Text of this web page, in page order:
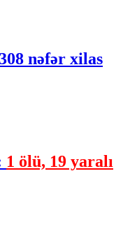
nəfər xilas
1 ölü, 19 yaralı